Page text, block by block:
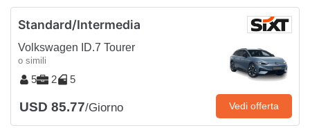
Standard/Intermedia
Volkswagen ID.7 Tourer
o simili
5 2 5
USD 85.77/Giorno Vedi offerta